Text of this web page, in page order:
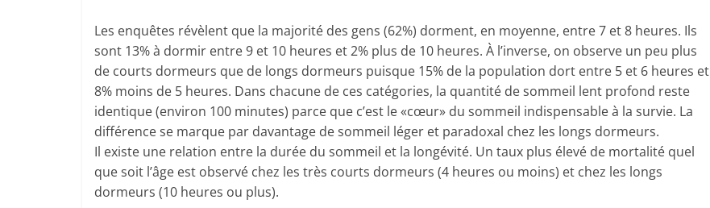
Les enquêtes révèlent que la majorité des gens (62%) dorment, en moyenne, entre 7 et 8 heures. Ils
sont 13% à dormir entre 9 et 10 heures et 2% plus de 10 heures. À l’inverse, on observe un peu plus
de courts dormeurs que de longs dormeurs puisque 15% de la population dort entre 5 et 6 heures et
8% moins de 5 heures. Dans chacune de ces catégories, la quantité de sommeil lent profond reste
identique (environ 100 minutes) parce que c’est le «cœur» du sommeil indispensable à la survie. La
différence se marque par davantage de sommeil léger et paradoxal chez les longs dormeurs.
Il existe une relation entre la durée du sommeil et la longévité. Un taux plus élevé de mortalité quel
que soit l’âge est observé chez les très courts dormeurs (4 heures ou moins) et chez les longs
dormeurs (10 heures ou plus).